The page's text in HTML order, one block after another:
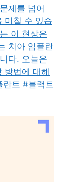
제를 넘어
미칠 수 있습
이 현상은
치아 임플란
다. 오늘은
방법에 대해
트 #블랙트